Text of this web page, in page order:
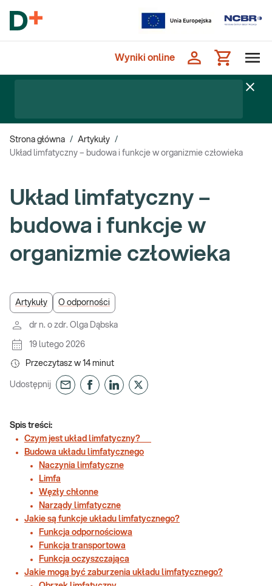
Wyniki online
Strona główna / Artykuły /
Układ limfatyczny – budowa i funkcje w organizmie człowieka
Układ limfatyczny –
budowa i funkcje w
organizmie człowieka
Artykuły O odporności
dr n. o zdr. Olga Dąbska
19 lutego 2026
Przeczytasz w 14 minut
Udostępnij
Spis treści:
Czym jest układ limfatyczny?
Budowa układu limfatycznego
Naczynia limfatyczne
Limfa
Węzły chłonne
Narządy limfatyczne
Jakie są funkcje układu limfatycznego?
Funkcja odpornościowa
Funkcja transportowa
Funkcja oczyszczająca
Jakie mogą być zaburzenia układu limfatycznego?